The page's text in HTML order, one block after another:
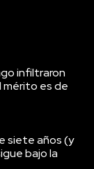
infiltraron
mérito es de
siete años (y
bajo la